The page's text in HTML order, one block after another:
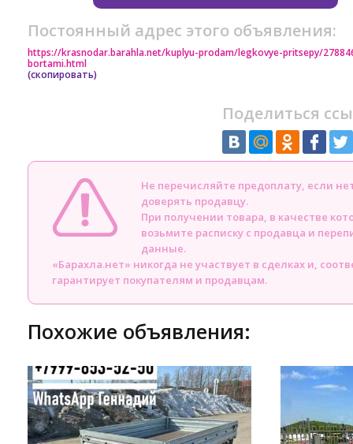
Постоянный адрес этого объявления:
https://krasnodar.barahla.net/kuplyu-prodam/legkovye-pritsepy/
bortami.html
(скопировать)
Поделиться
Не перечисляйте предоплату, если
доверять продавцу.
При получении товара, в качестве
возьмите расписку с продавца и
данные.
«Барахла.нет» никогда не участвует в сделках и,
гарантирует покупателям и продавцам.
Похожие объявления: